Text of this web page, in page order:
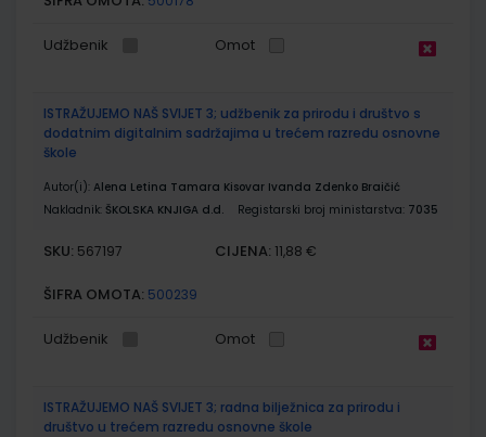
Udžbenik Omot
ISTRAŽUJEMO NAŠ SVIJET 3; udžbenik za prirodu i društvo s
dodatnim digitalnim sadržajima u trećem razredu osnovne
škole
Autor(i): Alena Letina Tamara Kisovar Ivanda Zdenko Braičić
Nakladnik: ŠKOLSKA KNJIGA d.d. Registarski broj ministarstva: 7035
SKU: 567197 CIJENA: 11,88 €
ŠIFRA OMOTA: 500239
Udžbenik Omot
ISTRAŽUJEMO NAŠ SVIJET 3; radna bilježnica za prirodu i
društvo u trećem razredu osnovne škole